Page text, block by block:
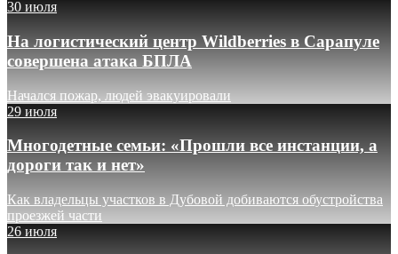
30 июля
На логистический центр Wildberries в Сарапуле
совершена атака БПЛА
Начался пожар, людей эвакуировали
29 июля
Многодетные семьи: «Прошли все инстанции, а
дороги так и нет»
Как владельцы участков в Дубовой добиваются обустройства
проезжей части
26 июля